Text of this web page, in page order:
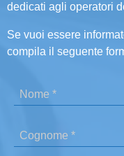
dedicati agli operatori
Se vuoi essere
compila il seguente